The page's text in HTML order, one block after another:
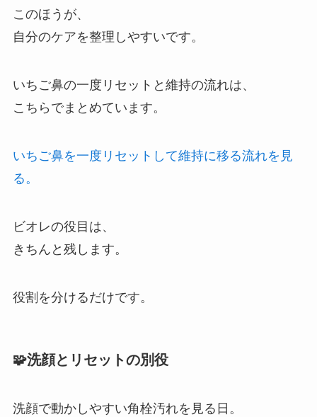
このほうが、
自分のケアを整理しやすいです。
いちご鼻の一度リセットと維持の流れは、
こちらでまとめています。
いちご鼻を一度リセットして維持に移る流れを見
る。
ビオレの役目は、
きちんと残します。
役割を分けるだけです。
🧩洗顔とリセットの別役
洗顔で動かしやすい角栓汚れを見る日。